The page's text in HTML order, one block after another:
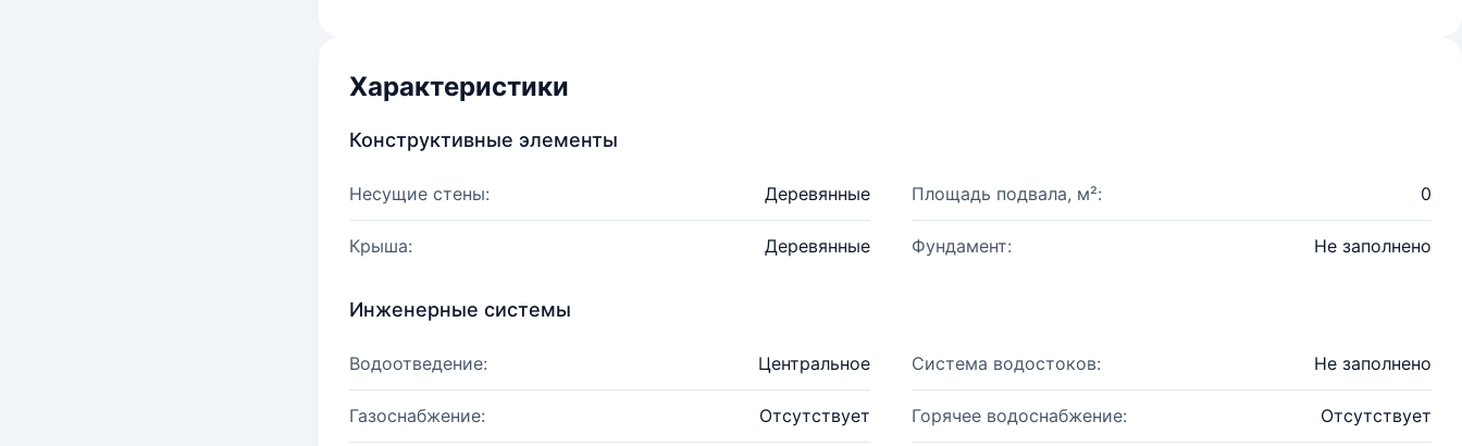
Характеристики
Конструктивные элементы
Несущие стены: Деревянные Площадь подвала, м²: 0
Крыша: Деревянные Фундамент: Не заполнено
Инженерные системы
Водоотведение: Центральное Система водостоков: Не заполнено
Газоснабжение: Отсутствует Горячее водоснабжение: Отсутствует